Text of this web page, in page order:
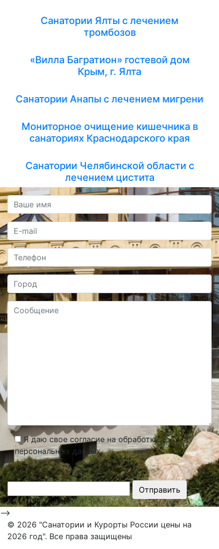
Санатории Ялты с лечением
тромбозов
«Вилла Багратион» гостевой дом
Крым, г. Ялта
Санатории Анапы с лечением мигрени
Мониторное очищение кишечника в
санаториях Краснодарского края
Санатории Челябинской области с
лечением цистита
Я даю свое согласие на обработку
персональных данных
Отправить
-->
© 2026 "Санатории и Курорты России цены на
2026 год". Все права защищены